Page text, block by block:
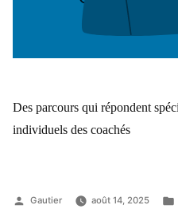
Des parcours qui répondent
individuels des coachés
Gautier août 14, 2025